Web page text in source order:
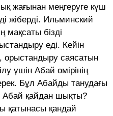
жағынан меңгеруге күш
жіберді. Ильминский
мақсаты бізді
еді. Кейін
орыстандыру саясатын
үшін Абай өмірінің
Бұл Абайды танудағы
Абай қайдан шықты?
қатынасы қандай